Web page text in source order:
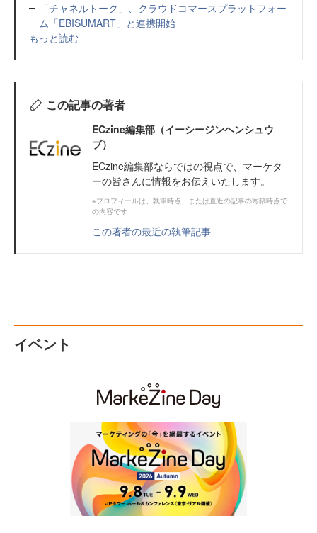
「チャネルトーク」、クラウドコマースプラットフォー
ム「EBISUMART」と連携開始
もっと読む
この記事の著者
ECzine編集部（イーシージンヘンシュウ
ブ）
ECzine編集部ならではの視点で、マーケタ
ーの皆さんに情報をお伝えいたします。
※プロフィールは、執筆時点、または直近の記事の寄稿時点で
の内容です
この著者の最近の執筆記事
イベント